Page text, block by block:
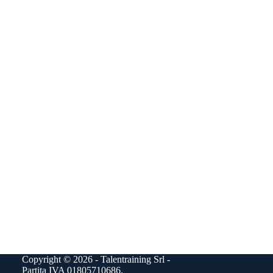
Copyright © 2026 - Talentraining Srl -
Partita IVA 01805710686.